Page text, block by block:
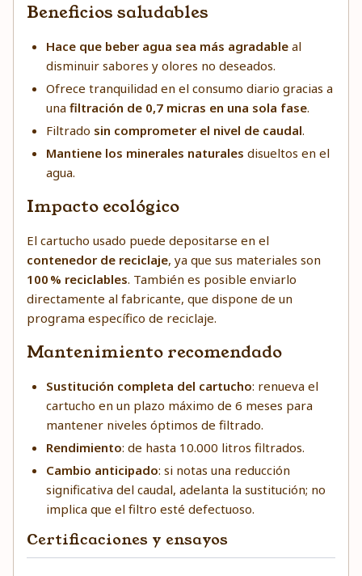
Beneficios saludables
Hace que beber agua sea más agradable al
disminuir sabores y olores no deseados.
Ofrece tranquilidad en el consumo diario gracias a
una filtración de 0,7 micras en una sola fase.
Filtrado sin comprometer el nivel de caudal.
Mantiene los minerales naturales disueltos en el
agua.
Impacto ecológico
El cartucho usado puede depositarse en el
contenedor de reciclaje, ya que sus materiales son
100 % reciclables. También es posible enviarlo
directamente al fabricante, que dispone de un
programa específico de reciclaje.
Mantenimiento recomendado
Sustitución completa del cartucho: renueva el
cartucho en un plazo máximo de 6 meses para
mantener niveles óptimos de filtrado.
Rendimiento: de hasta 10.000 litros filtrados.
Cambio anticipado: si notas una reducción
significativa del caudal, adelanta la sustitución; no
implica que el filtro esté defectuoso.
Certificaciones y ensayos